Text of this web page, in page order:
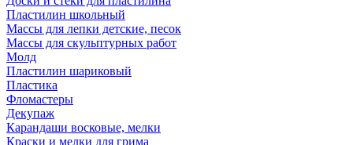
Пластилин школьный
Массы для лепки детские, песок
Массы для скульптурных работ
Молд
Пластилин шариковый
Пластика
Фломастеры
Декупаж
Карандаши восковые, мелки
Краски и мелки для грима